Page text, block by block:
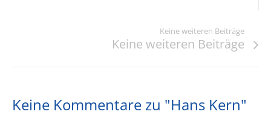
Keine weiteren Beiträge
Keine weiteren Beiträge
Keine Kommentare zu "Hans Kern"